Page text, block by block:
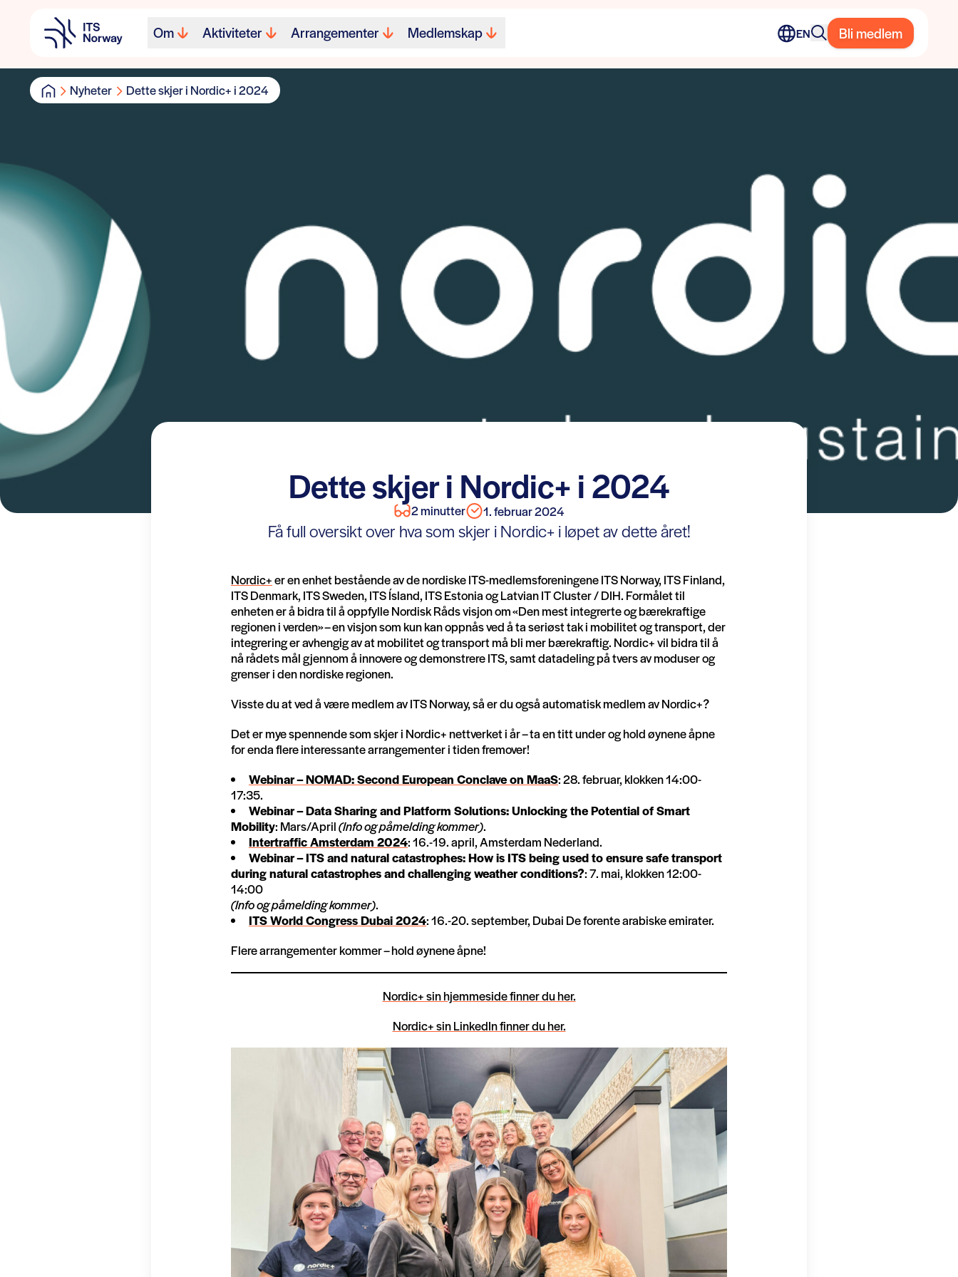
Om Aktiviteter Arrangementer Medlemskap EN Bli medlem
Nyheter Dette skjer i Nordic+ i 2024
Dette skjer i Nordic+ i 2024
2 minutter 1. februar 2024
Få full oversikt over hva som skjer i Nordic+ i løpet av dette året!
Nordic+er en enhet bestående av de nordiske ITS-medlemsforeningene ITS Norway, ITS Finland,
ITS Denmark, ITS Sweden, ITS Ísland, ITS Estonia og Latvian IT Cluster / DIH. Formålet til
enheten er å bidra til å oppfylle Nordisk Råds visjon om «Den mest integrerte og bærekraftige
regionen i verden» – en visjon som kun kan oppnås ved å ta seriøst tak i mobilitet og transport, der
integrering er avhengig av at mobilitet og transport må bli mer bærekraftig. Nordic+ vil bidra til å
nå rådets mål gjennom å innovere og demonstrere ITS, samt datadeling på tvers av moduser og
grenser i den nordiske regionen.
Visste du at ved å være medlem av ITS Norway, så er du også automatisk medlem av Nordic+?
Det er mye spennende som skjer i Nordic+ nettverket i år – ta en titt under og hold øynene åpne
for enda flere interessante arrangementer i tiden fremover!
Webinar – NOMAD: Second European Conclave on MaaS: 28. februar, klokken 14:00-
17:35.
Webinar – Data Sharing and Platform Solutions: Unlocking the Potential of Smart
Mobility: Mars/April(Info og påmelding kommer).
Intertraffic Amsterdam 2024: 16.-19. april, Amsterdam Nederland.
Webinar – ITS and natural catastrophes: How is ITS being used to ensure safe transport
during natural catastrophes and challenging weather conditions?: 7. mai, klokken 12:00-
14:00
(Info og påmelding kommer).
ITS World Congress Dubai 2024: 16.-20. september, Dubai De forente arabiske emirater.
Flere arrangementer kommer – hold øynene åpne!
Nordic+ sin hjemmeside finner du her.
Nordic+ sin LinkedIn finner du her.